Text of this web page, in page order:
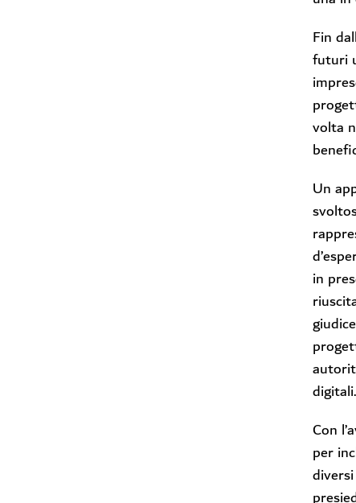
Fin
futuri
volta
Un
in
digitali.
Con
per